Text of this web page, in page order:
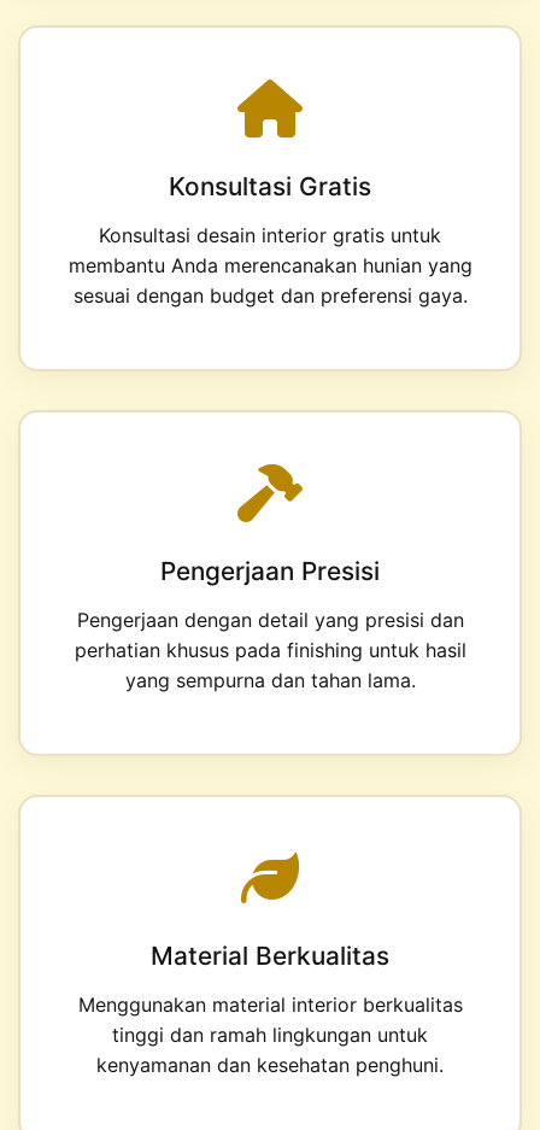
Konsultasi Gratis
Konsultasi desain interior gratis untuk
membantu Anda merencanakan hunian yang
sesuai dengan budget dan preferensi gaya.
Pengerjaan Presisi
Pengerjaan dengan detail yang presisi dan
perhatian khusus pada finishing untuk hasil
yang sempurna dan tahan lama.
Material Berkualitas
Menggunakan material interior berkualitas
tinggi dan ramah lingkungan untuk
kenyamanan dan kesehatan penghuni.